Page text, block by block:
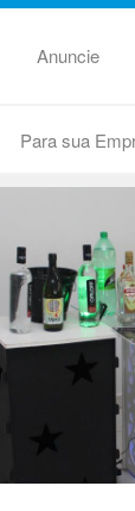
Anuncie
Para sua